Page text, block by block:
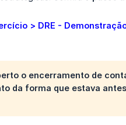
> DRE -
o encerramento de
da forma que estava